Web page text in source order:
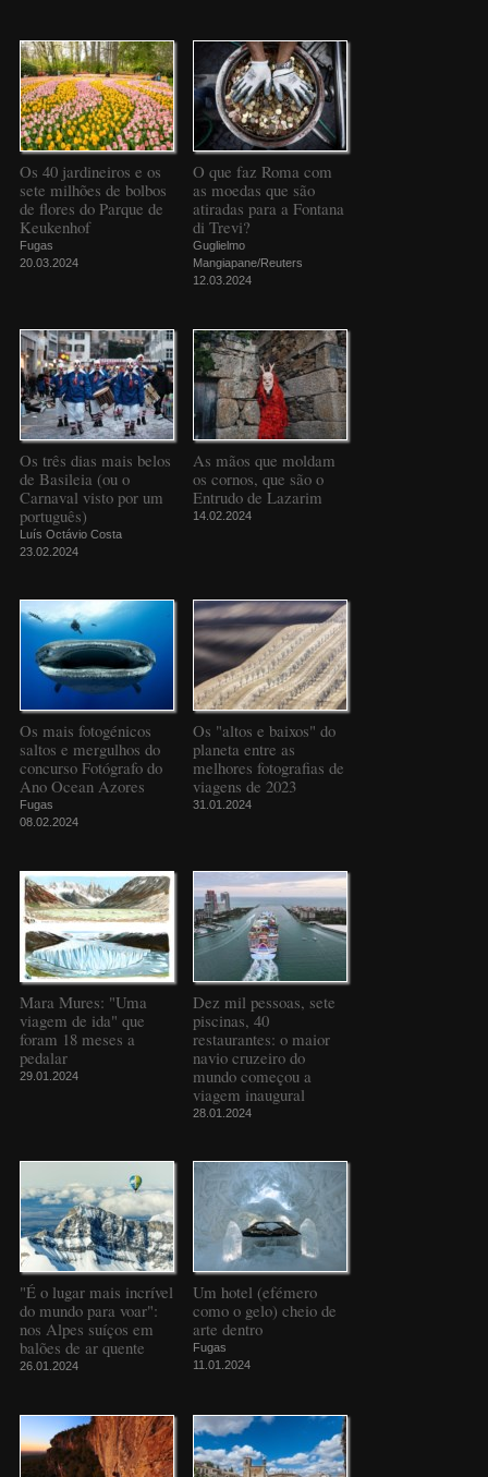
Os 40 jardineiros e os
sete milhões de bolbos
de flores do Parque de
Keukenhof
Fugas
20.03.2024
O que faz Roma com
as moedas que são
atiradas para a Fontana
di Trevi?
Guglielmo
Mangiapane/Reuters
12.03.2024
Os três dias mais belos
de Basileia (ou o
Carnaval visto por um
português)
Luís Octávio Costa
23.02.2024
As mãos que moldam
os cornos, que são o
Entrudo de Lazarim
14.02.2024
Os mais fotogénicos
saltos e mergulhos do
concurso Fotógrafo do
Ano Ocean Azores
Fugas
08.02.2024
Os "altos e baixos" do
planeta entre as
melhores fotografias de
viagens de 2023
31.01.2024
Mara Mures: "Uma
viagem de ida" que
foram 18 meses a
pedalar
29.01.2024
Dez mil pessoas, sete
piscinas, 40
restaurantes: o maior
navio cruzeiro do
mundo começou a
viagem inaugural
28.01.2024
"É o lugar mais incrível
do mundo para voar":
nos Alpes suíços em
balões de ar quente
26.01.2024
Um hotel (efémero
como o gelo) cheio de
arte dentro
Fugas
11.01.2024